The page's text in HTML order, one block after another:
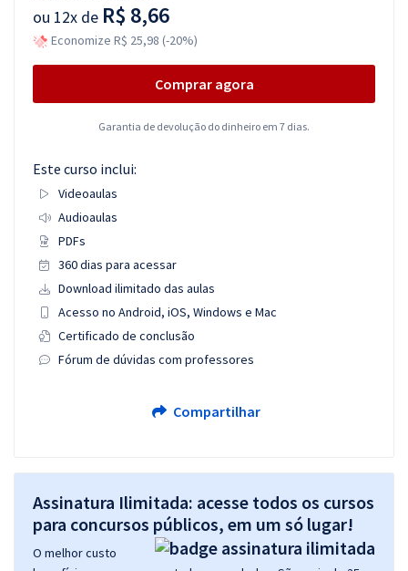
ou 12x de R$ 8,66
Economize R$ 25,98 (-20%)
Comprar agora
Garantia de devolução do dinheiro em 7 dias.
Este curso inclui:
Videoaulas
Audioaulas
PDFs
360 dias para acessar
Download ilimitado das aulas
Acesso no Android, iOS, Windows e Mac
Certificado de conclusão
Fórum de dúvidas com professores
Compartilhar
Assinatura Ilimitada: acesse todos os cursos
para concursos públicos, em um só lugar!
O melhor custo